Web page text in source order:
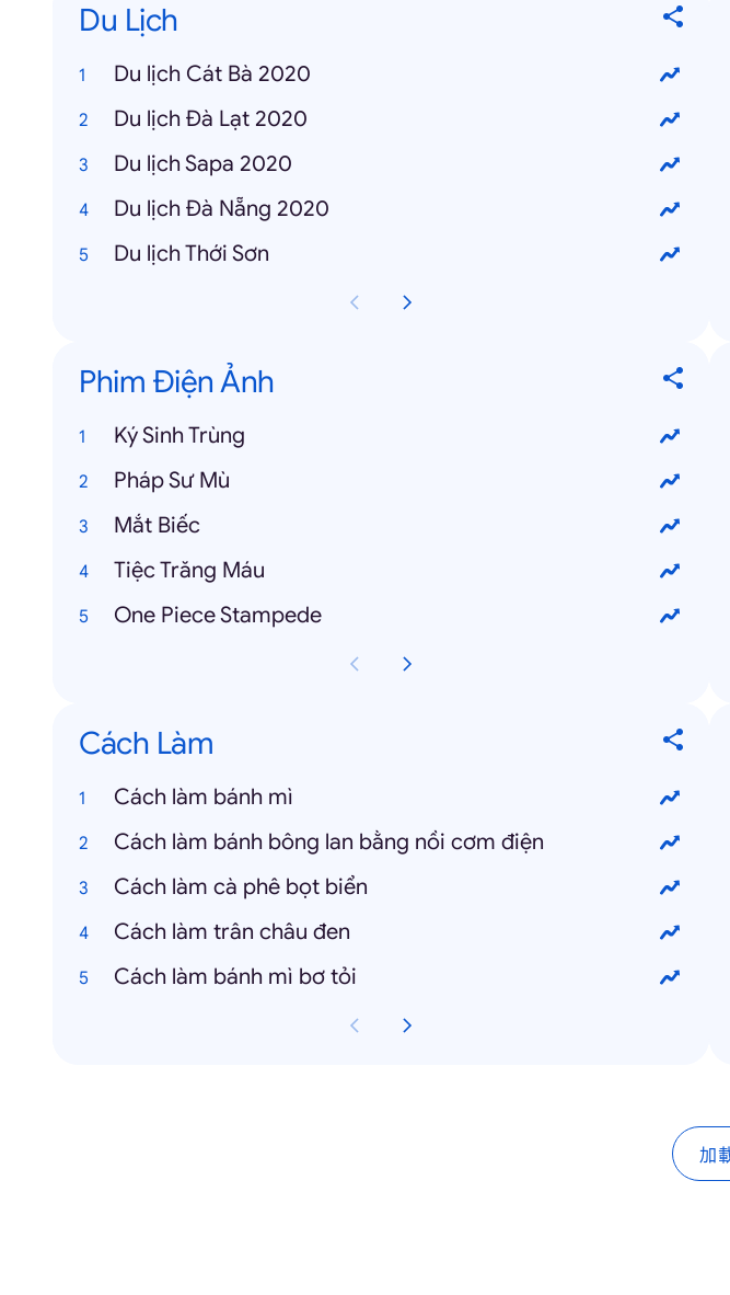
Du Lịch
Du lịch Cát Bà 2020
Du lịch Đà Lạt 2020
Du lịch Sapa 2020
Du lịch Đà Nẵng 2020
Du lịch Thới Sơn
Phim Điện Ảnh
Ký Sinh Trùng
Pháp Sư Mù
Mắt Biếc
Tiệc Trăng Máu
One Piece Stampede
Cách Làm
Cách làm bánh mì
Cách làm bánh bông lan bằng nồi cơm điện
Cách làm cà phê bọt biển
Cách làm trân châu đen
Cách làm bánh mì bơ tỏi
加